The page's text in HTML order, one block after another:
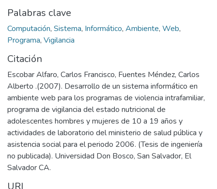
Palabras clave
Computación, Sistema, Informático, Ambiente, Web,
Programa, Vigilancia
Citación
Escobar Alfaro, Carlos Francisco, Fuentes Méndez, Carlos
Alberto .(2007). Desarrollo de un sistema informático en
ambiente web para los programas de violencia intrafamiliar,
programa de vigilancia del estado nutricional de
adolescentes hombres y mujeres de 10 a 19 años y
actividades de laboratorio del ministerio de salud pública y
asistencia social para el periodo 2006. (Tesis de ingeniería
no publicada). Universidad Don Bosco, San Salvador, El
Salvador CA.
URI